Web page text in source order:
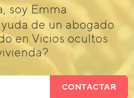
soy Emma
de un abogado
en Vicios ocultos
CONTACTAR